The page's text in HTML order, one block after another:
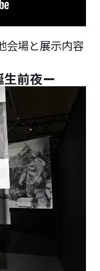
会場と展示内容
生前夜ー